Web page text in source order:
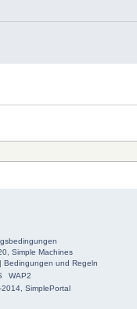
, Simple Machines
Bedingungen und Regeln
WAP2
SimplePortal